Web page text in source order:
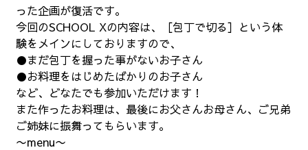
った企画が復活です。
今回のSCHOOL Xの内容は、［包丁で切る］という体
験をメインにしておりますので、
●まだ包丁を握った事がないお子さん
●お料理をはじめたばかりのお子さん
など、どなたでも参加いただけます！
また作ったお料理は、最後にお父さんお母さん、ご兄弟
ご姉妹に振舞ってもらいます。
〜menu〜